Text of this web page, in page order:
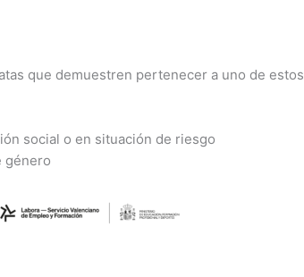
que demuestren pertenecer a uno de estos
social o en situación de riesgo
género